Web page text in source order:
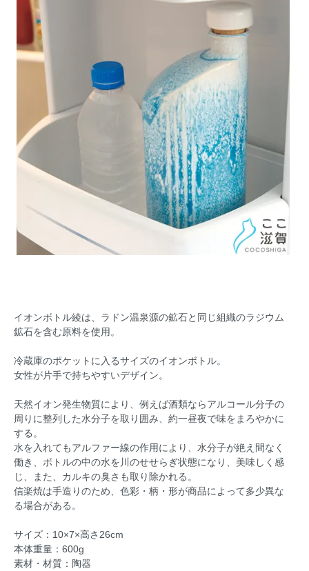
イオンボトル綾は、ラドン温泉源の鉱石と同じ組織のラジウム
鉱石を含む原料を使用。
冷蔵庫のポケットに入るサイズのイオンボトル。
女性が片手で持ちやすいデザイン。
天然イオン発生物質により、例えば酒類ならアルコール分子の
周りに整列した水分子を取り囲み、約一昼夜で味をまろやかに
する。
水を入れてもアルファー線の作用により、水分子が絶え間なく
働き、ボトルの中の水を川のせせらぎ状態になり、美味しく感
じ、また、カルキの臭さも取り除かれる。
信楽焼は手造りのため、色彩・柄・形が商品によって多少異な
る場合がある。
サイズ：10×7×高さ26cm
本体重量：600g
素材・材質：陶器